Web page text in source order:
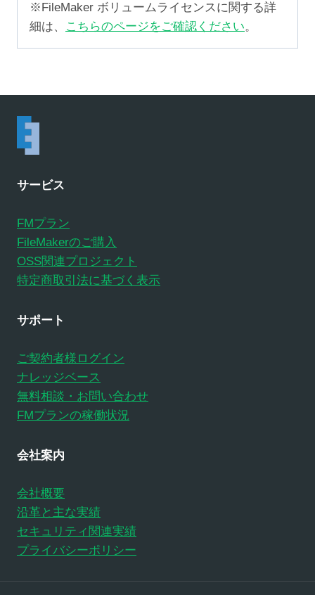
※FileMaker ボリュームライセンスに関する詳
細は、
こちらのページをご確認ください。
サービス
FMプラン
FileMakerのご購入
OSS関連プロジェクト
特定商取引法に基づく表示
サポート
ご契約者様ログイン
ナレッジベース
無料相談・お問い合わせ
FMプランの稼働状況
会社案内
会社概要
沿革と主な実績
セキュリティ関連実績
プライバシーポリシー